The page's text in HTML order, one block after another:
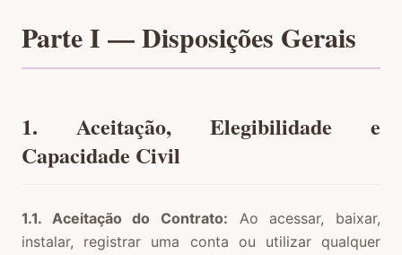
Parte I — Disposições Gerais
1. Aceitação, Elegibilidade e
Capacidade Civil
1.1. Aceitação do Contrato: Ao acessar, baixar,
instalar, registrar uma conta ou utilizar qualquer